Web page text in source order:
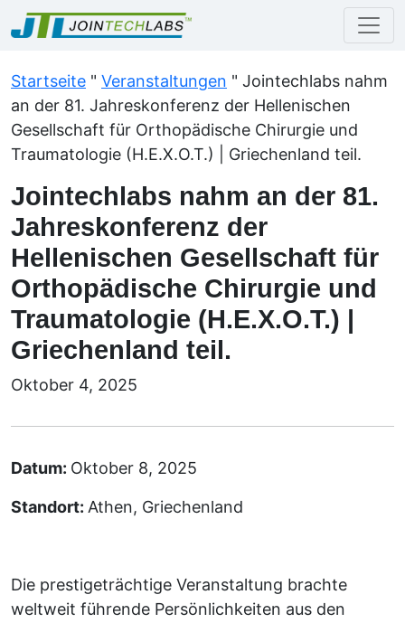
Startseite " Veranstaltungen " Jointechlabs nahm
an der 81. Jahreskonferenz der Hellenischen
Gesellschaft für Orthopädische Chirurgie und
Traumatologie (H.E.X.O.T.) | Griechenland teil.
Jointechlabs nahm an der 81.
Jahreskonferenz der
Hellenischen Gesellschaft für
Orthopädische Chirurgie und
Traumatologie (H.E.X.O.T.) |
Griechenland teil.
Oktober 4, 2025
Datum: Oktober 8, 2025
Standort: Athen, Griechenland
Die prestigeträchtige Veranstaltung brachte
weltweit führende Persönlichkeiten aus den